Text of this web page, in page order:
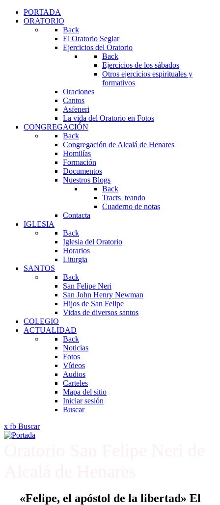
PORTADA
ORATORIO
Back
El Oratorio Seglar
Ejercicios del Oratorio
Back
Ejercicios de los sábados
Otros ejercicios espirituales y
formativos
Oraciones
Cantos
Asfeneri
La vida del Oratorio en Fotos
CONGREGACIÓN
Back
Congregación de Alcalá de Henares
Homilías
Formación
Documentos
Nuestros Blogs
Back
Tracts_teando
Cuaderno de notas
Contacta
IGLESIA
Back
Iglesia del Oratorio
Horarios
Liturgia
SANTOS
Back
San Felipe Neri
San John Henry Newman
Hijos de San Felipe
Vidas de diversos santos
COLEGIO
ACTUALIDAD
Back
Noticias
Fotos
Vídeos
Audios
Carteles
Mapa del sitio
Iniciar sesión
Buscar
x fb Buscar
«Felipe, el apóstol de la libertad» El